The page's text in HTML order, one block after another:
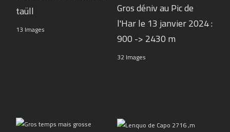
taüll
13 Images
Gros déniv au Pic de
l'Har le 13 janvier 2024 :
900 -> 2430 m
32 Images